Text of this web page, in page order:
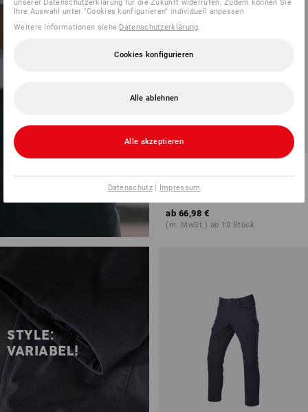
ripstop
ab 66,98 €
(m. MwSt.) ab 10 Stück
STYLE:
VARIABEL!
unserer Datenschutzerklärung für die Zukunft widerrufen. Zudem können Sie
Ihre Auswahl unter "Cookies konfigurieren" individuell anpassen
Weitere Informationen siehe Datenschutzerklärung.
Cookies konfigurieren
Alle ablehnen
Alle akzeptieren
Datenschutz| Impressum